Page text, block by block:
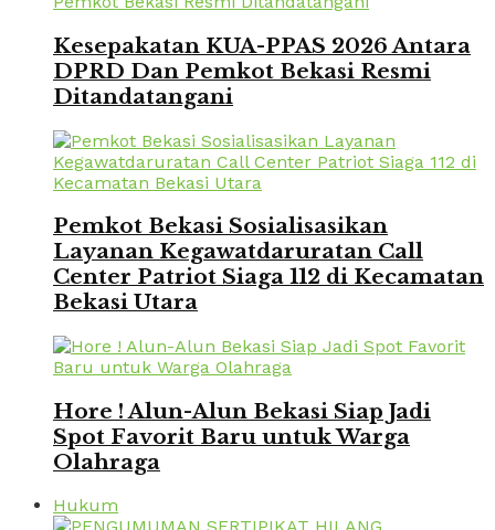
Kesepakatan KUA-PPAS 2026 Antara
DPRD Dan Pemkot Bekasi Resmi
Ditandatangani
Pemkot Bekasi Sosialisasikan
Layanan Kegawatdaruratan Call
Center Patriot Siaga 112 di Kecamatan
Bekasi Utara
Hore ! Alun-Alun Bekasi Siap Jadi
Spot Favorit Baru untuk Warga
Olahraga
Hukum